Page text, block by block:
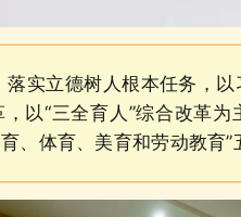
实立德树人根本任务，以
以“三全育人”综合改革
、体育、美育和劳动教育”